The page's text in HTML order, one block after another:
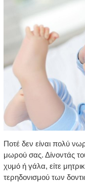
Ποτέ δεν είναι πολύ
μωρού σας. Δίνοντάς
χυμό ή γάλα, είτε
τερηδονισμού των